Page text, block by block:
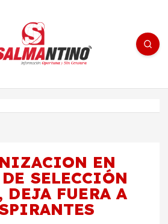
- medios/noticias/editorial
EN
DE SELECCIÓN
FUERA A